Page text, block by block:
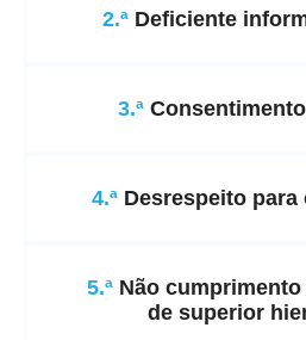
2.ª Deficiente
3.ª
4.ªDesrespeito para
5.ª Não
de superior